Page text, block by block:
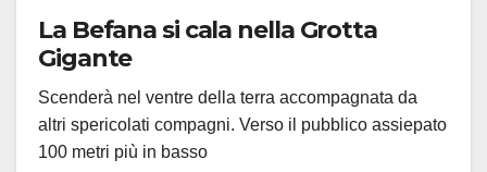
La Befana si cala nella Grotta
Gigante
Scenderà nel ventre della terra accompagnata da
altri spericolati compagni. Verso il pubblico assiepato
100 metri più in basso